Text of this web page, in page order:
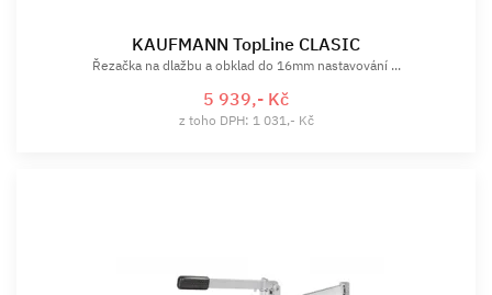
KAUFMANN TopLine CLASIC
Řezačka na dlažbu a obklad do 16mm nastavování ...
5 939,- Kč
z toho DPH: 1 031,- Kč